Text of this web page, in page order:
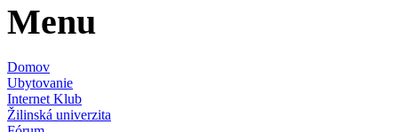
Menu
Domov
Ubytovanie
Internet Klub
Žilinská univerzita